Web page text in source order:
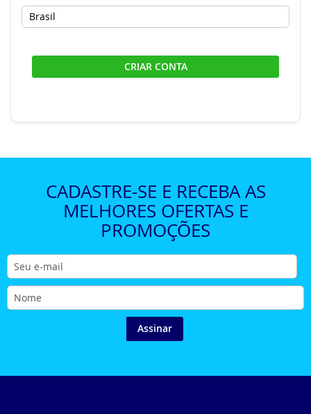
CRIAR CONTA
CADASTRE-SE E RECEBA AS
MELHORES OFERTAS E
PROMOÇÕES
Assinar